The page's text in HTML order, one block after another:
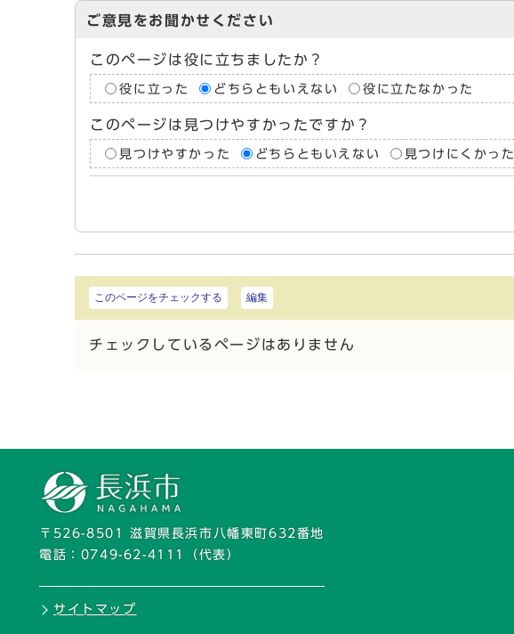
ご意見をお聞かせください
このページは役に立ちましたか？
役に立った どちらともいえない 役に立たなかった
このページは見つけやすかったですか？
見つけやすかった どちらともいえない 見つけにくかった
このページをチェックする 編集
チェックしているページはありません
〒526-8501 滋賀県長浜市八幡東町632番地
電話： 0749-62-4111 （代表）
サイトマップ